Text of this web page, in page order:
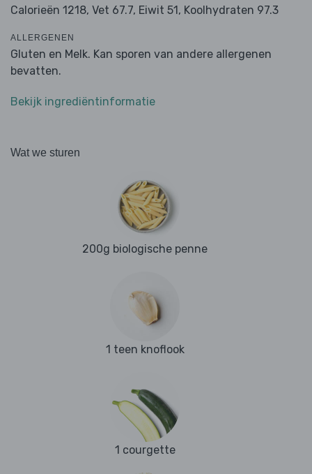
Calorieën 1218, Vet 67.7, Eiwit 51, Koolhydraten 97.3
ALLERGENEN
Gluten en Melk. Kan sporen van andere allergenen
bevatten.
Bekijk ingrediëntinformatie
Wat we sturen
200g biologische penne
1 teen knoflook
1 courgette